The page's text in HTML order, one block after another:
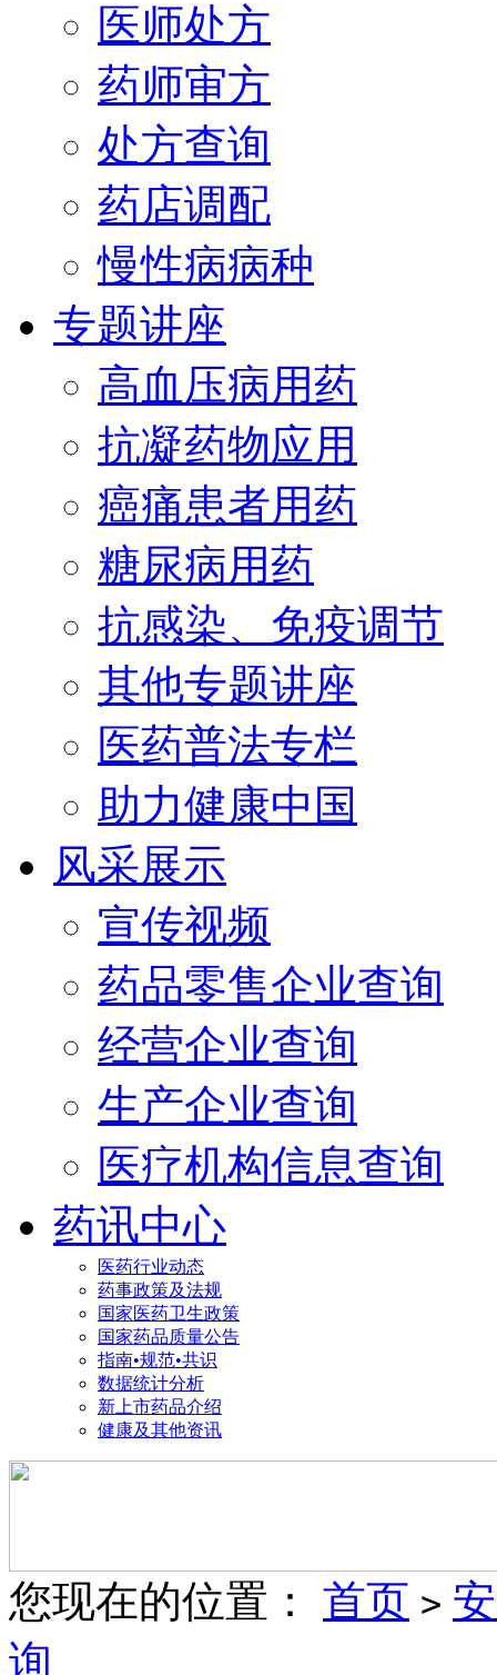
医师处方
药师审方
处方查询
药店调配
慢性病病种
专题讲座
高血压病用药
抗凝药物应用
癌痛患者用药
糖尿病用药
抗感染、免疫调节
其他专题讲座
医药普法专栏
助力健康中国
风采展示
宣传视频
药品零售企业查询
经营企业查询
生产企业查询
医疗机构信息查询
药讯中心
医药行业动态
药事政策及法规
国家医药卫生政策
国家药品质量公告
指南•规范•共识
数据统计分析
新上市药品介绍
健康及其他资讯
您现在的位置： 首页 >
询